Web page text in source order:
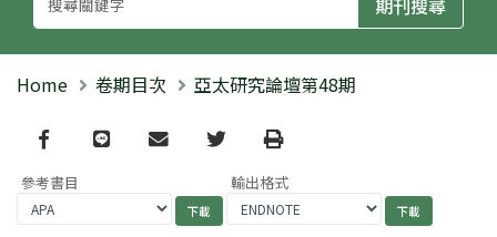
Home 卷期目次 亞太研究論壇第48期
Facebook
line email TwitterPrint
參考書目 輸出格式